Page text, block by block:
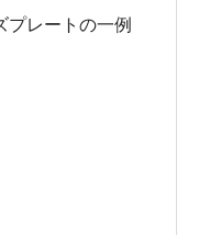
プレートの一例